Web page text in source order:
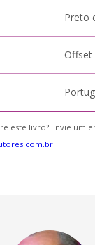
Preto
Offset
este livro? Envie um